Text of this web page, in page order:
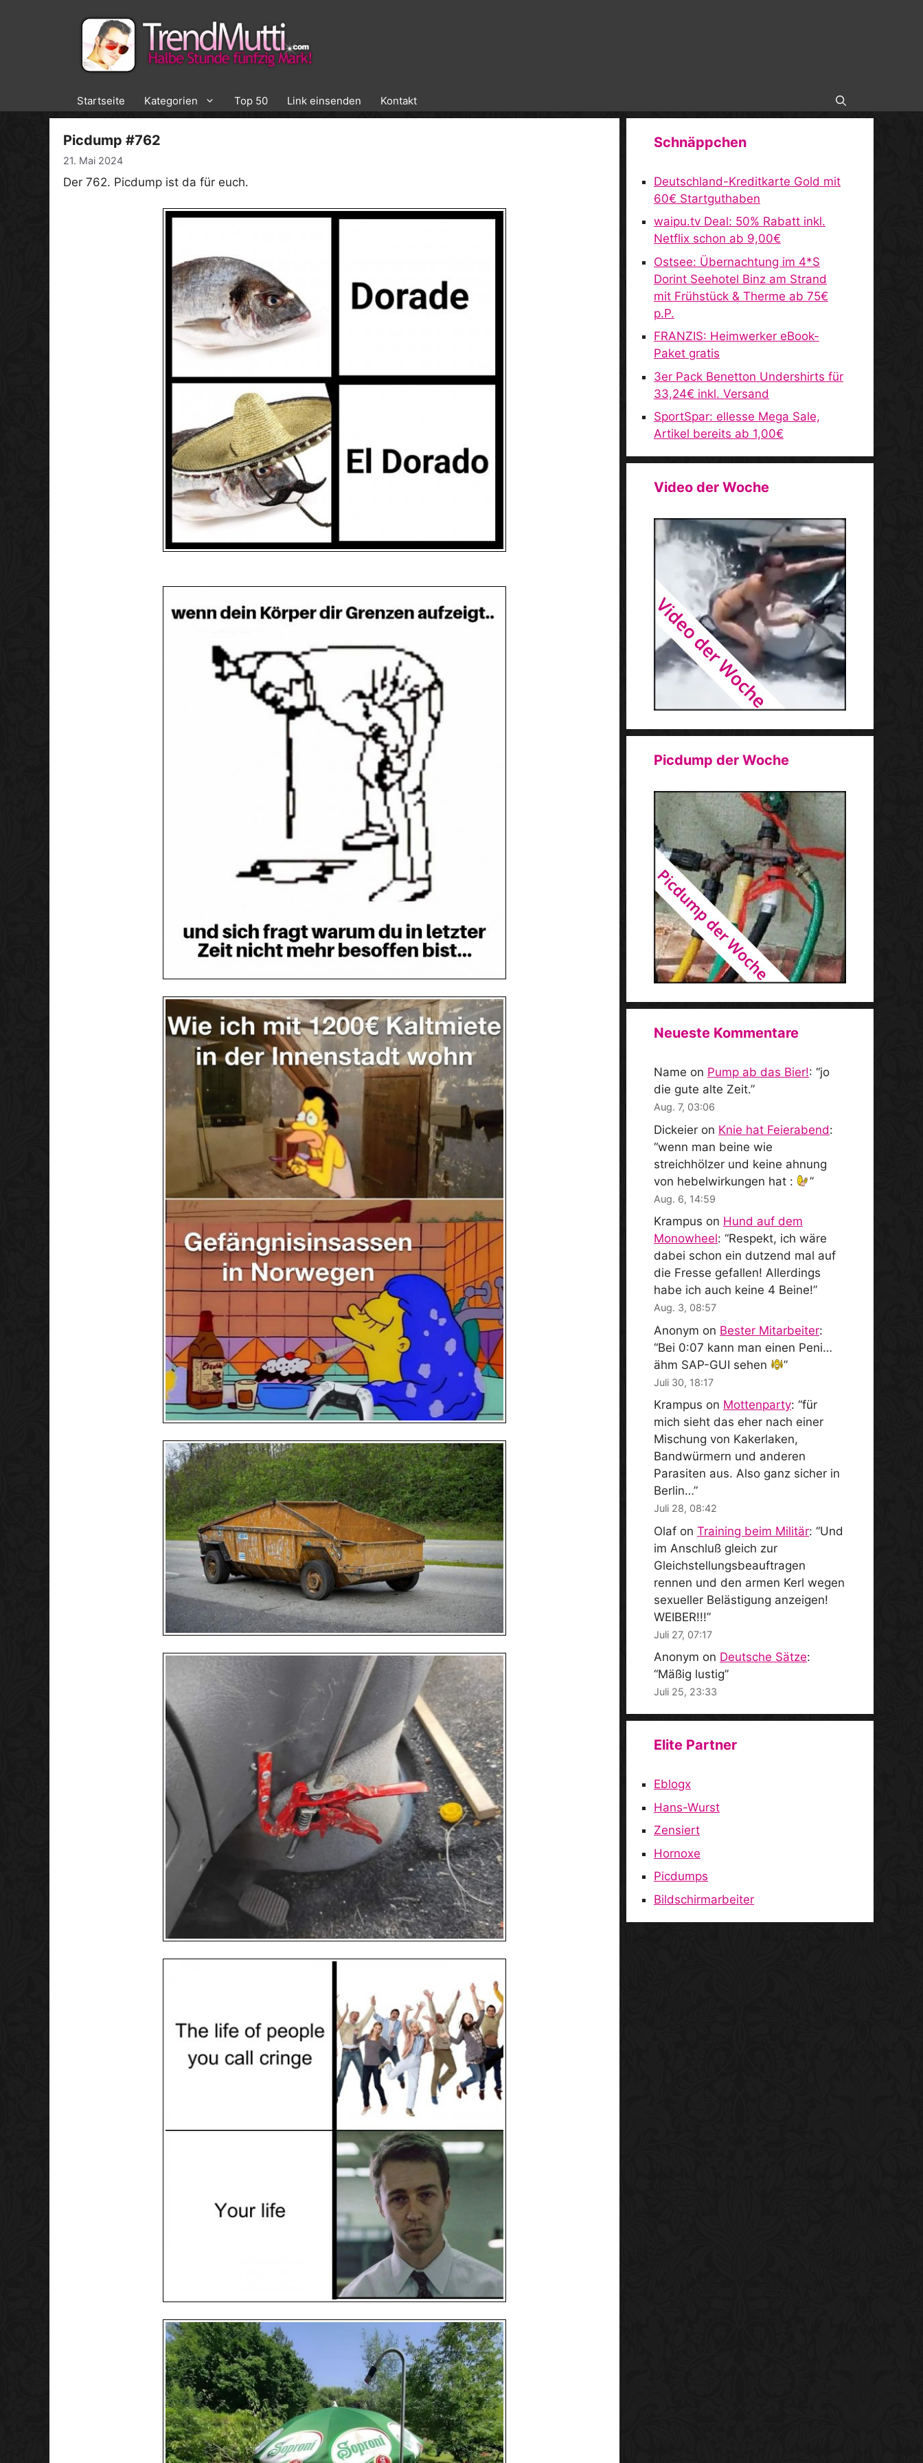
Startseite Kategorien Top 50 Link einsenden Kontakt
Picdump #762
21. Mai 2024
Der 762. Picdump ist da für euch.
Schnäppchen
Deutschland-Kreditkarte Gold mit
60€ Startguthaben
waipu.tv Deal: 50% Rabatt inkl.
Netflix schon ab 9,00€
Ostsee: Übernachtung im 4*S
Dorint Seehotel Binz am Strand
mit Frühstück & Therme ab 75€
p.P.
FRANZIS: Heimwerker eBook-
Paket gratis
3er Pack Benetton Undershirts für
33,24€ inkl. Versand
SportSpar: ellesse Mega Sale,
Artikel bereits ab 1,00€
Video der Woche
Picdump der Woche
Neueste Kommentare
Name on Pump ab das Bier!: “jo
die gute alte Zeit.”
Aug. 7, 03:06
Dickeier on Knie hat Feierabend:
“wenn man beine wie
streichhölzer und keine ahnung
von hebelwirkungen hat :
”
Aug. 6, 14:59
Krampus on Hund auf dem
Monowheel: “Respekt, ich wäre
dabei schon ein dutzend mal auf
die Fresse gefallen! Allerdings
habe ich auch keine 4 Beine!”
Aug. 3, 08:57
Anonym on Bester Mitarbeiter:
“Bei 0:07 kann man einen Peni…
ähm SAP-GUI sehen
”
Juli 30, 18:17
Krampus on Mottenparty: “für
mich sieht das eher nach einer
Mischung von Kakerlaken,
Bandwürmern und anderen
Parasiten aus. Also ganz sicher in
Berlin…”
Juli 28, 08:42
Olaf on Training beim Militär: “Und
im Anschluß gleich zur
Gleichstellungsbeauftragen
rennen und den armen Kerl wegen
sexueller Belästigung anzeigen!
WEIBER!!!”
Juli 27, 07:17
Anonym on Deutsche Sätze:
“Mäßig lustig”
Juli 25, 23:33
Elite Partner
Eblogx
Hans-Wurst
Zensiert
Hornoxe
Picdumps
Bildschirmarbeiter